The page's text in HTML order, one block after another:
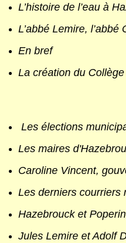
L’histoire de l’eau à
L’abbé Lemire,
En bref
La création du
Les élections
Les maires
Caroline Vincent,
Les derniers courriers
Hazebrouck et
Jules Lemire et Adolf